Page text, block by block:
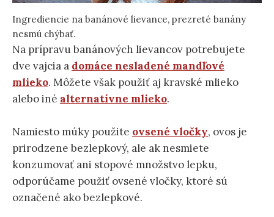
Ingrediencie na banánové lievance, prezreté banány
nesmú chýbať.
Na prípravu banánových lievancov potrebujete
dve vajcia a domáce nesladené mandľové
mlieko. Môžete však použiť aj kravské mlieko
alebo iné alternatívne mlieko.
Namiesto múky použite ovsené vločky, ovos je
prirodzene bezlepkový, ale ak nesmiete
konzumovať ani stopové množstvo lepku,
odporúčame použiť ovsené vločky, ktoré sú
označené ako bezlepkové.